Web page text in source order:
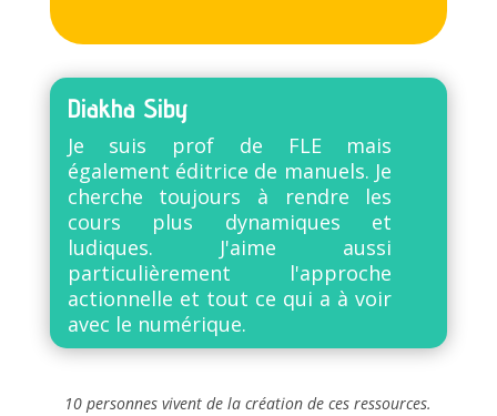
Diakha Siby
Je suis prof de FLE mais
également éditrice de manuels. Je
cherche toujours à rendre les
cours plus dynamiques et
ludiques. J'aime aussi
particulièrement l'approche
actionnelle et tout ce qui a à voir
avec le numérique.
10 personnes vivent de la création de ces ressources.